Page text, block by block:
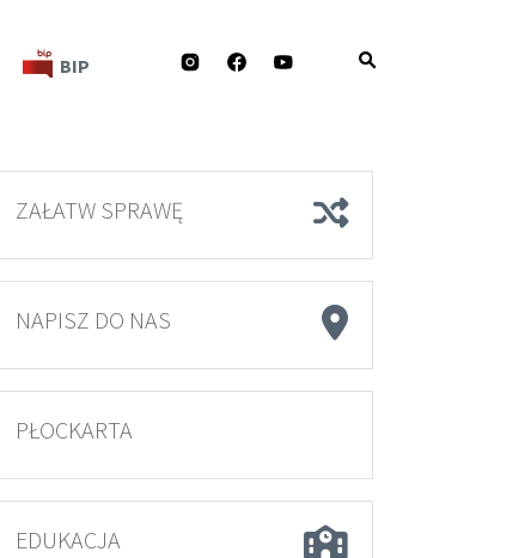
BIP YOUTUBE
FACEBOOK
INSTAGRAM
ZAŁATW SPRAWĘ
NAPISZ DO NAS
PŁOCKARTA
EDUKACJA